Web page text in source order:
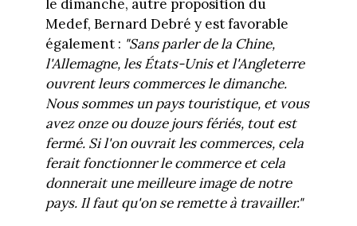
le dimanche, autre proposition du
Medef, Bernard Debré y est favorable
également : "Sans parler de la Chine,
l'Allemagne, les États-Unis et l'Angleterre
ouvrent leurs commerces le dimanche.
Nous sommes un pays touristique, et vous
avez onze ou douze jours fériés, tout est
fermé. Si l'on ouvrait les commerces, cela
ferait fonctionner le commerce et cela
donnerait une meilleure image de notre
pays. Il faut qu'on se remette à travailler."